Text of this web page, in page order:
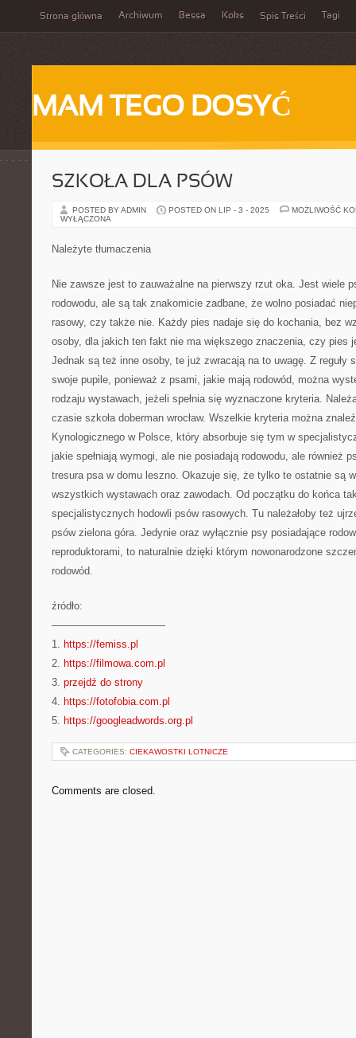
Strona główna Archiwum Bessa Koks Spis Treści Tagi
MAM TEGO DOSYĆ
SZKOŁA DLA PSÓW
POSTED BY ADMIN POSTED ON LIP - 3 - 2025
MOŻLIWOŚĆ
WYŁĄCZONA
Należyte tłumaczenia
Nie zawsze jest to zauważalne na pierwszy rzut oka. Jest wiele
rodowodu, ale są tak znakomicie zadbane, że wolno posiadać
rasowy, czy także nie. Każdy pies nadaje się do kochania, bez
osoby, dla jakich ten fakt nie ma większego znaczenia, czy pies
Jednak są też inne osoby, te już zwracają na to uwagę. Z reguły
swoje pupile, ponieważ z psami, jakie mają rodowód, można
rodzaju wystawach, jeżeli spełnia się wyznaczone kryteria.
czasie szkoła doberman wrocław. Wszelkie kryteria można
Kynologicznego w Polsce, który absorbuje się tym w
jakie spełniają wymogi, ale nie posiadają rodowodu, ale również
tresura psa w domu leszno. Okazuje się, że tylko te ostatnie są
wszystkich wystawach oraz zawodach. Od początku do końca
specjalistycznych hodowli psów rasowych. Tu należałoby też
psów zielona góra. Jedynie oraz wyłącznie psy posiadające
reproduktorami, to naturalnie dzięki którym nowonarodzone
rodowód.
źródło:
———————————
1. https://femiss.pl
2. https://filmowa.com.pl
3. przejdź do strony
4. https://fotofobia.com.pl
5. https://googleadwords.org.pl
CATEGORIES: CIEKAWOSTKI LOTNICZE
Comments are closed.